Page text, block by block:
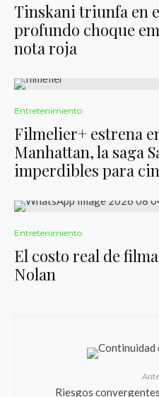
Tinskani triunfa en
profundo choque
nota roja
Entretenimiento
Filmelier+ estrena
Manhattan, la saga
imperdibles para
Entretenimiento
El costo real de
Nolan
Riesgos